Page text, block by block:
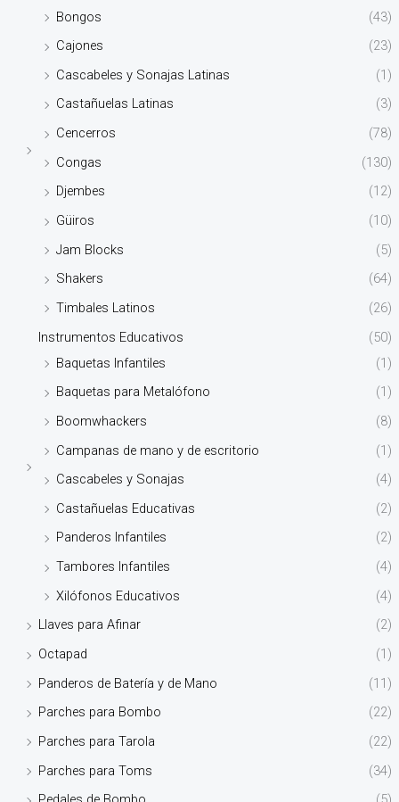
Bongos
(43)
Cajones
(23)
Cascabeles y Sonajas Latinas
(1)
Castañuelas Latinas
(3)
Cencerros
(78)
Congas
(130)
Djembes
(12)
Güiros
(10)
Jam Blocks
(5)
Shakers
(64)
Timbales Latinos
(26)
Instrumentos Educativos
(50)
Baquetas Infantiles
(1)
Baquetas para Metalófono
(1)
Boomwhackers
(8)
Campanas de mano y de escritorio
(1)
Cascabeles y Sonajas
(4)
Castañuelas Educativas
(2)
Panderos Infantiles
(2)
Tambores Infantiles
(4)
Xilófonos Educativos
(4)
Llaves para Afinar
(2)
Octapad
(1)
Panderos de Batería y de Mano
(11)
Parches para Bombo
(22)
Parches para Tarola
(22)
Parches para Toms
(34)